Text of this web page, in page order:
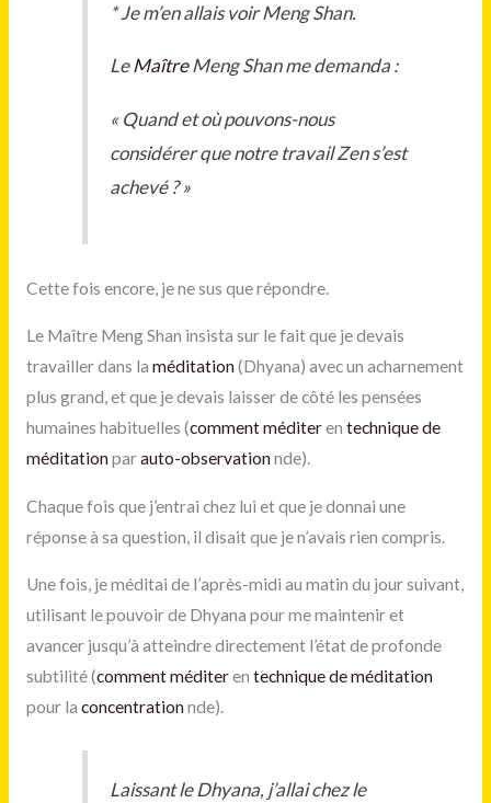
*Je m’en allais voir Meng Shan.
LeMaîtreMeng Shan me demanda :
« Quand et où pouvons-nous
considérer que notre travail Zen s’est
achevé ? »
Cette fois encore, je ne sus que répondre.
Le Maître Meng Shan insista sur le fait que je devais
travailler dans la méditation(Dhyana) avec un acharnement
plus grand, et que je devais laisser de côté les pensées
humaines habituelles (comment méditeren technique de
méditationparauto-observationnde).
Chaque fois que j’entrai chez lui et que je donnai une
réponse à sa question, il disait que je n’avais rien compris.
Une fois, je méditai de l’après-midi au matin du jour suivant,
utilisant le pouvoir de Dhyana pour me maintenir et
avancer jusqu’à atteindre directement l’état de profonde
subtilité (comment méditeren technique de méditation
pour la concentrationnde).
Laissant le Dhyana, j’allai chez le